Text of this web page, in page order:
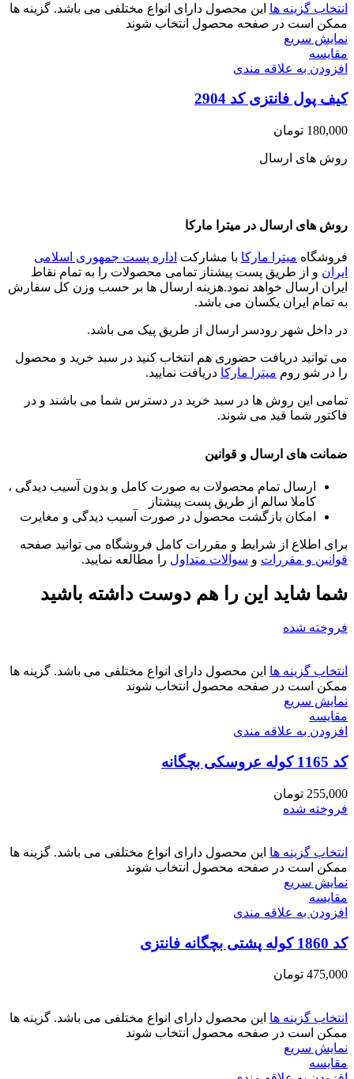
انتخاب گزینه ها این محصول دارای انواع مختلفی می باشد. گزینه ها
ممکن است در صفحه محصول انتخاب شوند
نمایش سریع
مقايسه
افزودن به علاقه مندی
کیف پول فانتزی کد 2904
180,000 تومان
روش های ارسال
روش های ارسال در میترا مارکا
فروشگاه میترا مارکا با مشارکت اداره پست جمهوری اسلامی
ایران و از طریق پست پیشتاز تمامی محصولات را به تمام نقاط
ایران ارسال خواهد نمود.هزینه ارسال ها بر حسب وزن کل سفارش
به تمام ایران یکسان می باشد.
در داخل شهر رودسر ارسال از طریق پیک می باشد.
می توانید دریافت حضوری هم انتخاب کنید در سبد خرید و محصول
را در شو روم میترا مارکا دریافت نمایید.
تمامی این روش ها در سبد خرید در دسترس شما می باشند و در
فاکتور شما قید می شوند.
ضمانت های ارسال و قوانین
ارسال تمام محصولات به صورت کامل و بدون آسیب دیدگی ،
کاملا سالم از طریق پست پیشتاز
امکان بازگشت محصول در صورت آسیب دیدگی و مغایرت
برای اطلاع از شرایط و مقررات کامل فروشگاه می توانید صفحه
قوانین و مقررات و سوالات متداول را مطالعه نمایید.
شما شاید این را هم دوست داشته باشید
فروخته شده
انتخاب گزینه ها این محصول دارای انواع مختلفی می باشد. گزینه ها
ممکن است در صفحه محصول انتخاب شوند
نمایش سریع
مقايسه
افزودن به علاقه مندی
کد 1165 کوله عروسکی بچگانه
255,000 تومان
فروخته شده
انتخاب گزینه ها این محصول دارای انواع مختلفی می باشد. گزینه ها
ممکن است در صفحه محصول انتخاب شوند
نمایش سریع
مقايسه
افزودن به علاقه مندی
کد 1860 کوله پشتی بچگانه فانتزی
475,000 تومان
انتخاب گزینه ها این محصول دارای انواع مختلفی می باشد. گزینه ها
ممکن است در صفحه محصول انتخاب شوند
نمایش سریع
مقايسه